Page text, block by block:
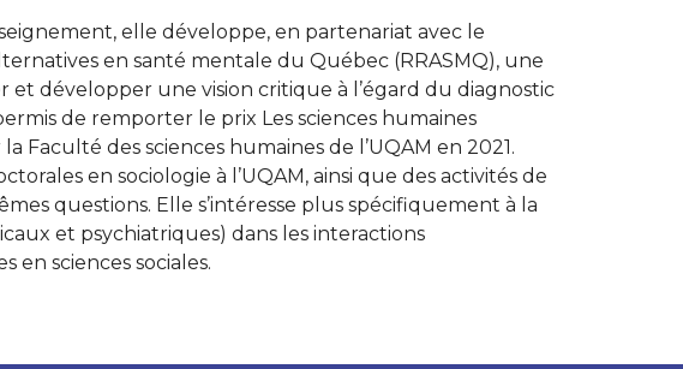
elle développe, en partenariat avec le
en santé mentale du Québec (RRASMQ), une
et développer une vision critique à l’égard du diagnostic
de remporter le prix Les sciences humaines
Faculté des sciences humaines de l’UQAM en 2021.
en sociologie à l’UQAM, ainsi que des activités de
questions. Elle s’intéresse plus spécifiquement à la
et psychiatriques) dans les interactions
en sciences sociales.